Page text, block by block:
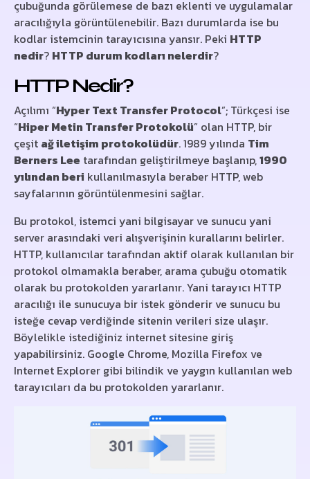
çubuğunda görülemese de bazı eklenti ve uygulamalar
aracılığıyla görüntülenebilir. Bazı durumlarda ise bu
kodlar istemcinin tarayıcısına yansır. Peki HTTP
nedir? HTTP durum kodları nelerdir?
HTTP Nedir?
Açılımı “Hyper Text Transfer Protocol”; Türkçesi ise
“Hiper Metin Transfer Protokolü” olan HTTP, bir
çeşit ağ iletişim protokolüdür. 1989 yılında Tim
Berners Lee tarafından geliştirilmeye başlanıp,1990
yılından beri kullanılmasıyla beraber HTTP, web
sayfalarının görüntülenmesini sağlar.
Bu protokol, istemci yani bilgisayar ve sunucu yani
server arasındaki veri alışverişinin kurallarını belirler.
HTTP, kullanıcılar tarafından aktif olarak kullanılan bir
protokol olmamakla beraber, arama çubuğu otomatik
olarak bu protokolden yararlanır. Yani tarayıcı HTTP
aracılığı ile sunucuya bir istek gönderir ve sunucu bu
isteğe cevap verdiğinde sitenin verileri size ulaşır.
Böylelikle istediğiniz internet sitesine giriş
yapabilirsiniz. Google Chrome, Mozilla Firefox ve
Internet Explorer gibi bilindik ve yaygın kullanılan web
tarayıcıları da bu protokolden yararlanır.